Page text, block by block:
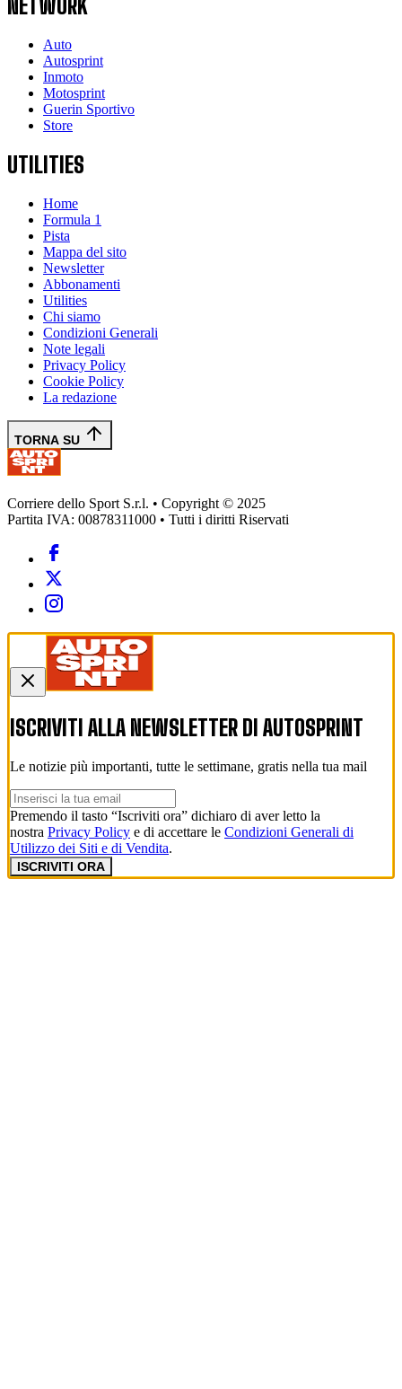
NETWORK
Auto
Autosprint
Inmoto
Motosprint
Guerin Sportivo
Store
UTILITIES
Home
Formula 1
Pista
Mappa del sito
Newsletter
Abbonamenti
Utilities
Chi siamo
Condizioni Generali
Note legali
Privacy Policy
Cookie Policy
La redazione
TORNA SU
Corriere dello Sport S.r.l. • Copyright © 2025
Partita IVA: 00878311000 • Tutti i diritti Riservati
ISCRIVITI ALLA NEWSLETTER DI AUTOSPRINT
Le notizie più importanti, tutte le settimane, gratis nella tua mail
Premendo il tasto “Iscriviti ora” dichiaro di aver letto la
nostra Privacy Policy e di accettare le Condizioni Generali di
Utilizzo dei Siti e di Vendita.
ISCRIVITI ORA